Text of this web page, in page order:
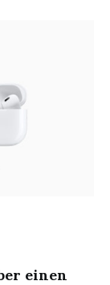
einen